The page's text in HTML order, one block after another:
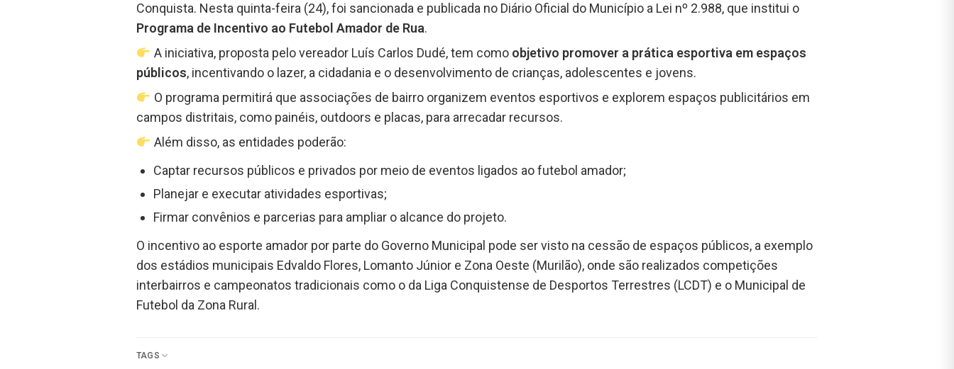
Conquista. Nesta quinta-feira (24), foi sancionada e publicada no Diário Oficial do Município a Lei nº 2.988, que institui o
Programa de Incentivo ao Futebol Amador de Rua.
A iniciativa, proposta pelo vereador Luís Carlos Dudé, tem como objetivo promover a prática esportiva em espaços
públicos, incentivando o lazer, a cidadania e o desenvolvimento de crianças, adolescentes e jovens.
O programa permitirá que associações de bairro organizem eventos esportivos e explorem espaços publicitários em
campos distritais, como painéis, outdoors e placas, para arrecadar recursos.
Além disso, as entidades poderão:
Captar recursos públicos e privados por meio de eventos ligados ao futebol amador;
Planejar e executar atividades esportivas;
Firmar convênios e parcerias para ampliar o alcance do projeto.
O incentivo ao esporte amador por parte do Governo Municipal pode ser visto na cessão de espaços públicos, a exemplo
dos estádios municipais Edvaldo Flores, Lomanto Júnior e Zona Oeste (Murilão), onde são realizados competições
interbairros e campeonatos tradicionais como o da Liga Conquistense de Desportos Terrestres (LCDT) e o Municipal de
Futebol da Zona Rural.
TAGS